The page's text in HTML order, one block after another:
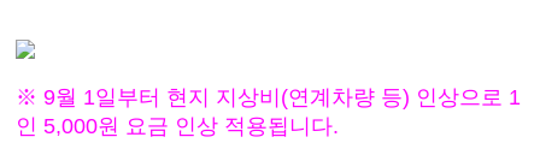
※ 9월 1일부터 현지 지상비(연계차량 등) 인상으로 1
인 5,000원 요금 인상 적용됩니다.